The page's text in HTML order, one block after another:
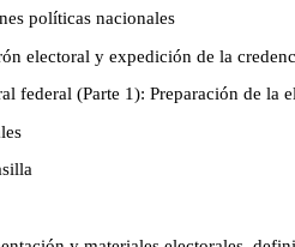
políticas nacionales
electoral y expedición de la
federal (Parte 1): Preparación de la